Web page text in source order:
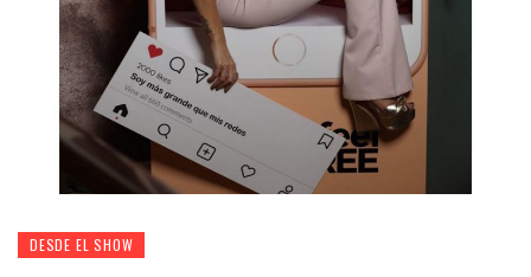
DESDE EL SHOW